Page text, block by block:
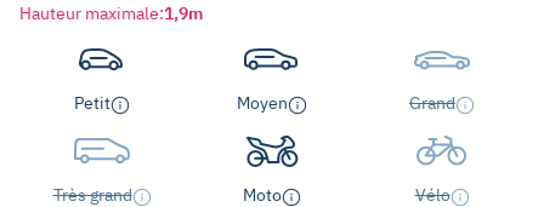
Hauteur maximale:1,9m
Petit Moyen Grand
Très grand Moto Vélo